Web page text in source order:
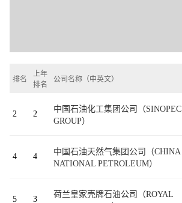
排名
上年
排名
公司名称（中英文）
2 2
中国石油化工集团公司（SINOPEC
GROUP）
4 4
中国石油天然气集团公司（CHINA
NATIONAL PETROLEUM）
5 3
荷兰皇家壳牌石油公司（ROYAL